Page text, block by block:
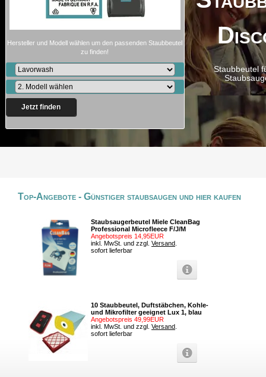
Staubbeutel
Hersteller und Modell wählen um den passenden Staubbeutel
zu finden!
Jetzt finden
Top-Angebote - Günstiger staubsaugen und hier kaufen
Staubsaugerbeutel Miele CleanBag
Professional Microfleece F/J/M
Angebotspreis 14,95EUR
inkl. MwSt. und zzgl. Versand
sofort lieferbar
10 Staubbeutel, Duftstäbchen, Kohle-
und Mikrofilter geeignet Lux 1, blau
Angebotspreis 49,99EUR
inkl. MwSt. und zzgl. Versand
sofort lieferbar